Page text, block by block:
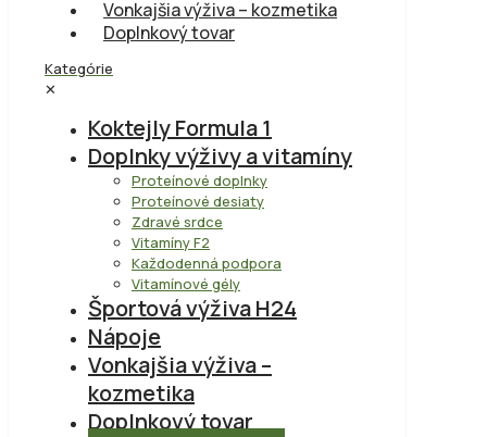
Vonkajšia výživa – kozmetika
Doplnkový tovar
Kategórie
✕
Koktejly Formula 1
Doplnky výživy a vitamíny
Proteínové doplnky
Proteínové desiaty
Zdravé srdce
Vitamíny F2
Každodenná podpora
Vitamínové gély
Športová výživa H24
Nápoje
Vonkajšia výživa –
kozmetika
Doplnkový tovar